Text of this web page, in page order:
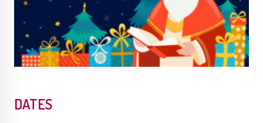
Conseil Municipal Transition écologique
Qualité de l'air
DATES